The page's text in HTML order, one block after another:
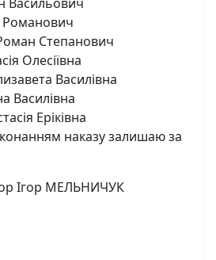
Романович
Степанович
Олесіївна
Василівна
Василівна
Еріківна
наказу залишаю за
Ігор МЕЛЬНИЧУК